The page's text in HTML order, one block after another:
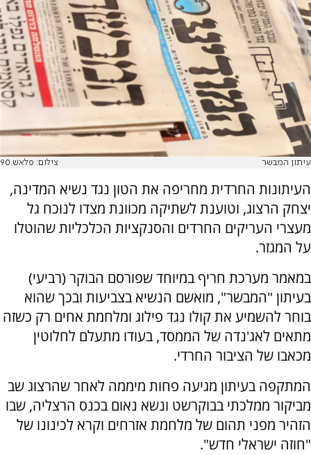
עיתון המבשר צילום: פלאש 90
העיתונות החרדית מחריפה את הטון נגד נשיא המדינה,
יצחק הרצוג, וטוענת לשתיקה מכוונת מצדו לנוכח גל
מעצרי העריקים החרדים והסנקציות הכלכליות שהוטלו
על המגזר.
במאמר מערכת חריף במיוחד שפורסם הבוקר (רביעי)
בעיתון "המבשר", מואשם הנשיא בצביעות ובכך שהוא
בוחר להשמיע את קולו נגד פילוג ומלחמת אחים רק כשזה
מתאים לאג'נדה של הממסד, בעודו מתעלם לחלוטין
מכאבו של הציבור החרדי.
המתקפה בעיתון מגיעה פחות מיממה לאחר שהרצוג שב
מביקור ממלכתי בבוקרשט ונשא נאום בכנס הרצליה, שבו
הזהיר מפני תהום של מלחמת אזרחים וקרא לכינונו של
"חוזה ישראלי חדש".